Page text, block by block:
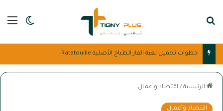
الوضع
تحميل لعبة ناروتو للكمبيوتر بحجم صغير في 4 خطوات Naruto
الرئيسية / اقتصاد وأعمال
اقتصاد وأعمال